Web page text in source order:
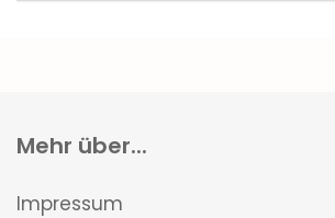
Mehr über...
Impressum